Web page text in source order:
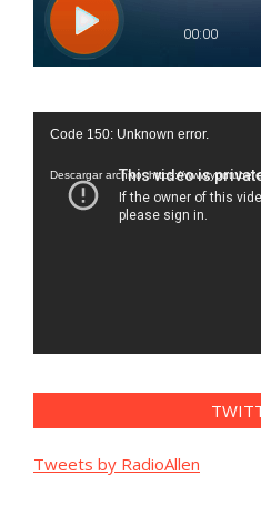
Reproductor
vídeo
Code 150: Unknown error.
Descargar archivo: https://
Tweets by RadioAllen